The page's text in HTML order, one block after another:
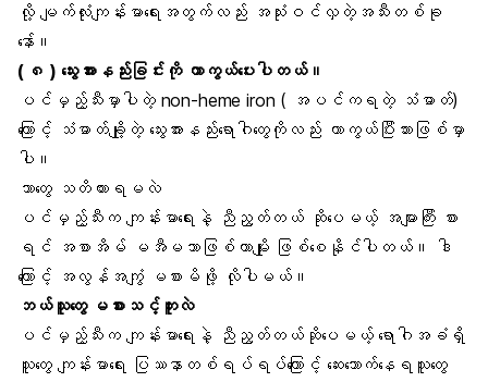
လို့ မျက်လုံးကျန်းမာရေးအတွက်လည်း အသုံးဝင်လှတဲ့အသီးတစ်ခု
နော်။
( ၈ ) သွေးအားနည်းခြင်းကို ကာကွယ်ပေးပါတယ်။
ပင်မှည့်သီးမှာပါတဲ့ non-heme iron ( အပင်ကရတဲ့ သံဓာတ်)
ကြောင့် သံဓာတ်ချို့တဲ့ သွေးအားနည်းရောဂါတွေကိုလည်း ကာကွယ်ပြီးသားဖြစ်မှာ
ပါ။
ဘာတွေ သတိထားရမလဲ
ပင်မှည့်သီးက ကျန်းမာရေးနဲ့ ညီညွတ်တယ် ဆိုပေမယ့် အများကြီး စား
ရင် အစာအိမ် မအီမသာဖြစ်တာမျိုး ဖြစ်စေနိုင်ပါတယ်။ ဒါ
ကြောင့် အလွန်အကျွံ မစားမိဖို့ လိုပါမယ်။
ဘယ်သူတွေ မစားသင့်ဘူးလဲ
ပင်မှည့်သီးက ကျန်းမာရေးနဲ့ ညီညွတ်တယ်ဆိုပေမယ့် ရောဂါအခံရှိ
သူတွေ ကျန်းမာရေး ပြဿနာတစ်ရပ်ရပ်ကြောင့် ဆေးသောက်နေရသူတွေ